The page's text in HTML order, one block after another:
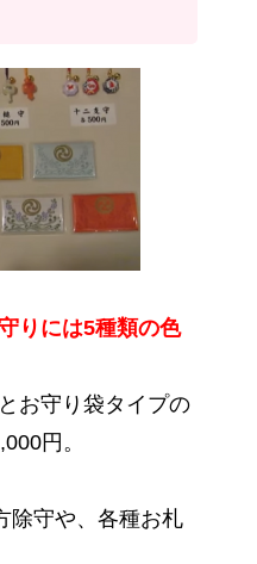
りには5種類の色
お守り袋タイプの
円。
除守や、各種お札